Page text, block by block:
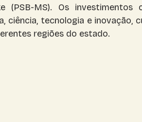
(PSB-MS). Os investimentos
ciência, tecnologia e inovação,
regiões do estado.